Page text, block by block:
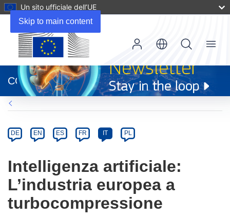
Skip to main content
Un sito ufficiale dell’UE
apre
in
una
nuova
CORDIS
Menu
Category
Article
available
the
following
languages:
DE EN ES FR IT PL
Intelligenza artificiale:
L’industria europea a
turbocompressione